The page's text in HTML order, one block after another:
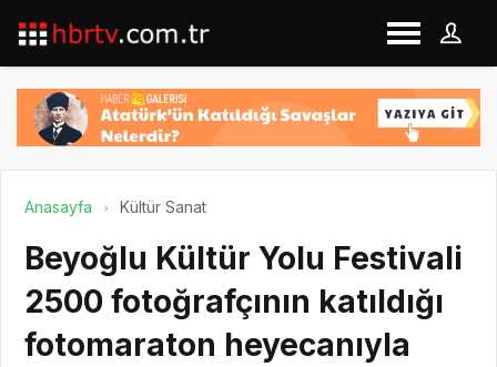
Anasayfa Kültür Sanat
Beyoğlu Kültür Yolu Festivali
2500 fotoğrafçının katıldığı
fotomaraton heyecanıyla